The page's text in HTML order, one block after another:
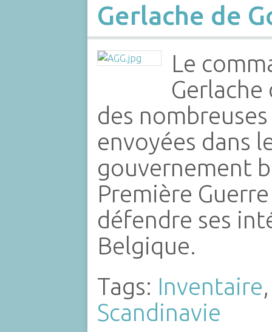
Gerlache de
Le
des
envoyées dans
gouvernement
Première
défendre ses
Belgique.
Tags: Inventaire
Scandinavie